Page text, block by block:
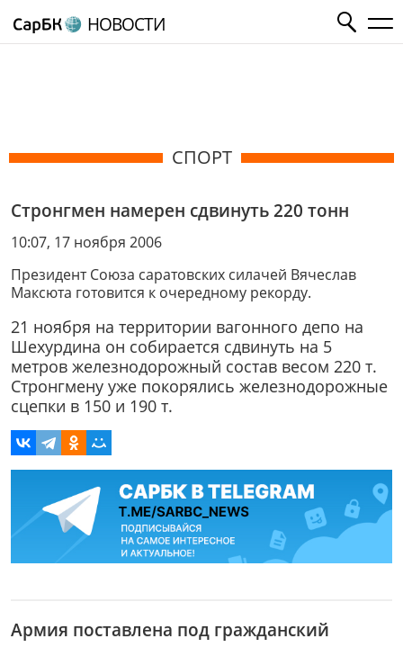
НОВОСТИ
СПОРТ
Стронгмен намерен сдвинуть 220 тонн
10:07, 17 ноября 2006
Президент Союза саратовских силачей Вячеслав
Максюта готовится к очередному рекорду.
21 ноября на территории вагонного депо на
Шехурдина он собирается сдвинуть на 5
метров железнодорожный состав весом 220 т.
Стронгмену уже покорялись железнодорожные
сцепки в 150 и 190 т.
Армия поставлена под гражданский